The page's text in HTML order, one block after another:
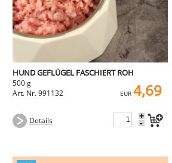
HUND GEFLÜGEL FASCHIERT ROH
500 g
Art. Nr. 991132
EUR 4,69
Details +
-